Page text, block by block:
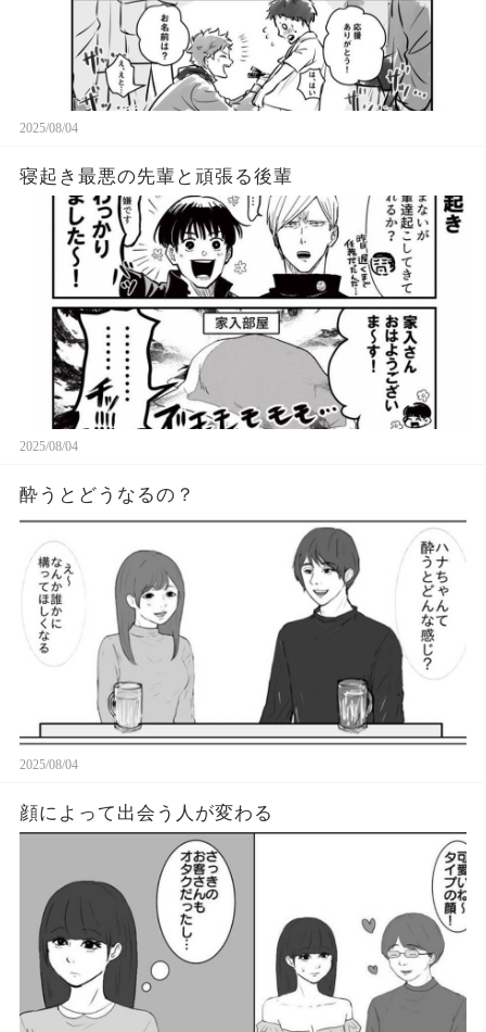
2025/08/04
寝起き最悪の先輩と頑張る後輩
2025/08/04
酔うとどうなるの？
2025/08/04
顔によって出会う人が変わる